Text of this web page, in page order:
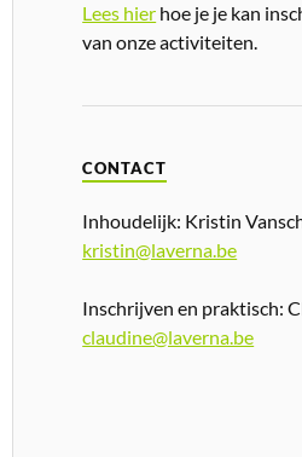
Lees hier hoe je je kan
van onze activiteiten.
CONTACT
Inhoudelijk: Kristin
kristin@laverna.be
Inschrijven en praktisch:
claudine@laverna.be